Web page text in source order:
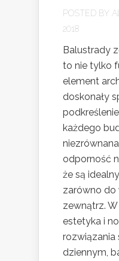
POSTED BY
2018
Balustrady
to nie tylko
element
doskonały
każdego
odporność
że są
zarówno do
zewnątrz.
estetyka i
rozwiązania
dziennym,